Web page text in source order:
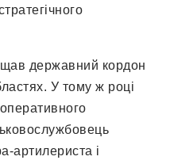
державний кордон
У тому ж році
артилериста і